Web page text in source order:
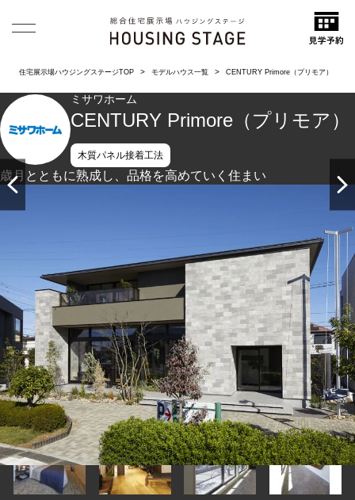
住宅展示場ハウジングステージTOP モデルハウス一覧 CENTURY Primore（プリモア）
ミサワホーム
CENTURY Primore（プリモア）
木質パネル接着工法
歳月とともに熟成し、品格を高めていく住まい